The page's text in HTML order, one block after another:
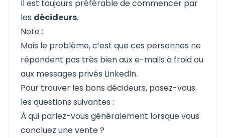
Il est toujours préférable de commencer par
les décideurs.
Note :
Mais le problème, c’est que ces personnes ne
répondent pas très bien aux e-mails à froid ou
aux messages privés LinkedIn.
Pour trouver les bons décideurs, posez-vous
les questions suivantes :
À qui parlez-vous généralement lorsque vous
concluez une vente ?